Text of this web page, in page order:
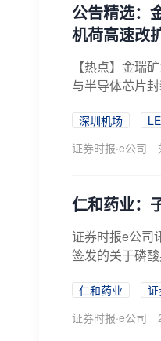
公告精选：
机荷高速改
【热点】金瑞
与半导体芯片
深圳机场
证券时报·e公司
仁和药业：
证券时报e公司
签发的关于磷
仁和药业
证券时报·e公司